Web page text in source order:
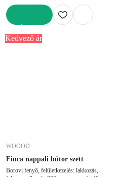
Kedvező ár
WOOOD
Finca nappali bútor szett
Borovi fenyő, felületkezelés: lakkozás,